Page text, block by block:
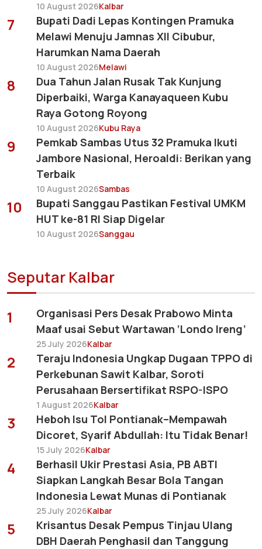
10 August 2026Kalbar
7
Bupati Dadi Lepas Kontingen Pramuka
Melawi Menuju Jamnas XII Cibubur,
Harumkan Nama Daerah
10 August 2026Melawi
8
Dua Tahun Jalan Rusak Tak Kunjung
Diperbaiki, Warga Kanayaqueen Kubu
Raya Gotong Royong
10 August 2026Kubu Raya
9
Pemkab Sambas Utus 32 Pramuka Ikuti
Jambore Nasional, Heroaldi: Berikan yang
Terbaik
10 August 2026Sambas
10
Bupati Sanggau Pastikan Festival UMKM
HUT ke-81 RI Siap Digelar
10 August 2026Sanggau
Seputar Kalbar
1
Organisasi Pers Desak Prabowo Minta
Maaf usai Sebut Wartawan ‘Londo Ireng’
25 July 2026Kalbar
2
Teraju Indonesia Ungkap Dugaan TPPO di
Perkebunan Sawit Kalbar, Soroti
Perusahaan Bersertifikat RSPO-ISPO
1 August 2026Kalbar
3
Heboh Isu Tol Pontianak–Mempawah
Dicoret, Syarif Abdullah: Itu Tidak Benar!
15 July 2026Kalbar
4
Berhasil Ukir Prestasi Asia, PB ABTI
Siapkan Langkah Besar Bola Tangan
Indonesia Lewat Munas di Pontianak
25 July 2026Kalbar
5
Krisantus Desak Pempus Tinjau Ulang
DBH Daerah Penghasil dan Tanggung